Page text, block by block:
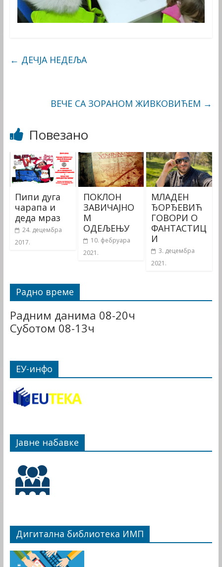
← ДЕЧЈА НЕДЕЉА
ВЕЧЕ СА ЗОРАНОМ ЖИВКОВИЋЕМ →
Повезано
Пипи дуга
чарапа и
деда мраз
24. децембра
2017.
ПОКЛОН
ЗАВИЧАЈНО
М
ОДЕЉЕЊУ
10. фебруара
2021.
МЛАДЕН
ЂОРЂЕВИЋ
ГОВОРИ О
ФАНТАСТИЦ
И
3. децембра
2021.
Радно време
Радним данима 08-20ч
Суботом 08-13ч
ЕУ-инфо
Јавне набавке
Дигитална библиотека ИМП